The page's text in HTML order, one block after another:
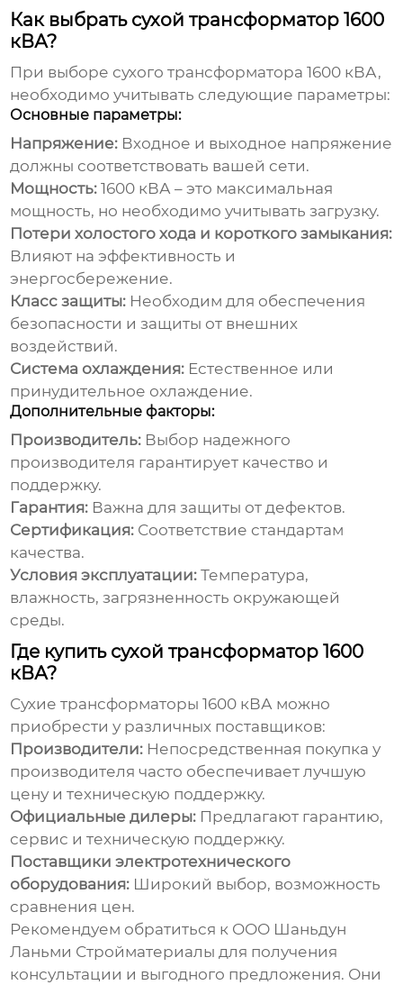
Как выбрать сухой трансформатор 1600
кВА?
При выборе сухого трансформатора 1600 кВА,
необходимо учитывать следующие параметры:
Основные параметры:
Напряжение: Входное и выходное напряжение
должны соответствовать вашей сети.
Мощность: 1600 кВА – это максимальная
мощность, но необходимо учитывать загрузку.
Потери холостого хода и короткого замыкания:
Влияют на эффективность и
энергосбережение.
Класс защиты: Необходим для обеспечения
безопасности и защиты от внешних
воздействий.
Система охлаждения: Естественное или
принудительное охлаждение.
Дополнительные факторы:
Производитель: Выбор надежного
производителя гарантирует качество и
поддержку.
Гарантия: Важна для защиты от дефектов.
Сертификация: Соответствие стандартам
качества.
Условия эксплуатации: Температура,
влажность, загрязненность окружающей
среды.
Где купить сухой трансформатор 1600
кВА?
Сухие трансформаторы 1600 кВА можно
приобрести у различных поставщиков:
Производители: Непосредственная покупка у
производителя часто обеспечивает лучшую
цену и техническую поддержку.
Официальные дилеры: Предлагают гарантию,
сервис и техническую поддержку.
Поставщики электротехнического
оборудования: Широкий выбор, возможность
сравнения цен.
Рекомендуем обратиться к ООО Шаньдун
Ланьми Стройматериалы для получения
консультации и выгодного предложения. Они